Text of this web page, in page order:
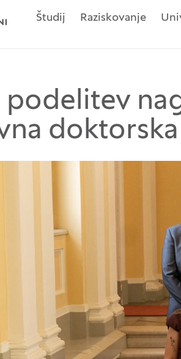
Študij Raziskovanje